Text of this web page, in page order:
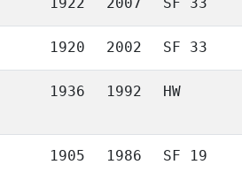
1920 2002 SF 33
1936 1992 HW
1905 1986 SF 19